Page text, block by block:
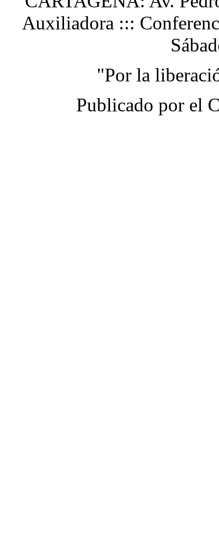
Auxiliadora :::
"Por la
Publicado por el